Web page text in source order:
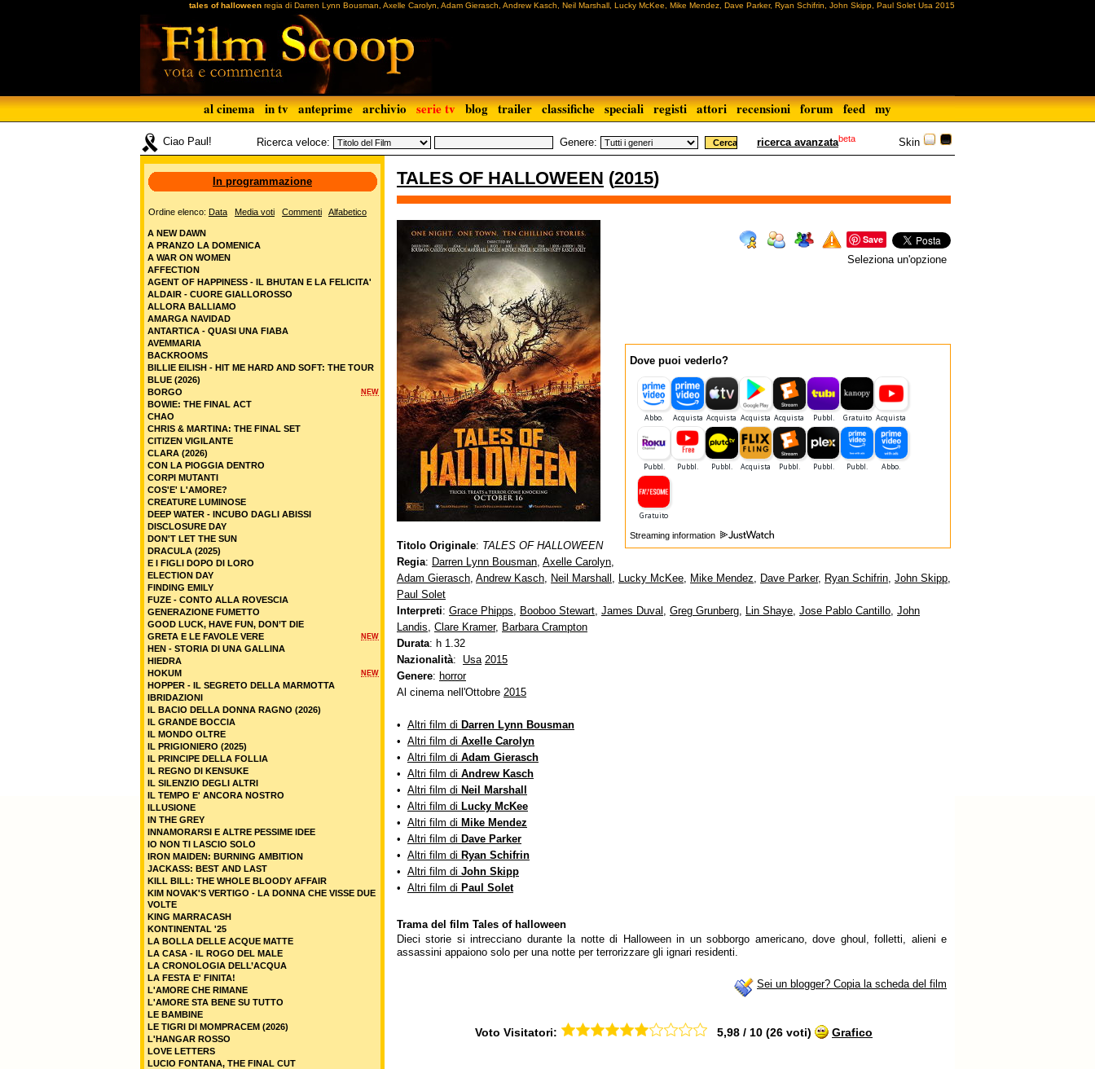
tales of halloween regia di Darren Lynn Bousman, Axelle Carolyn, Adam Gierasch, Andrew Kasch, Neil Marshall, Lucky McKee, Mike Mendez, Dave Parker, Ryan Schifrin, John Skipp, Paul Solet Usa 2015
al cinema in tv anteprime archivio serie tv blog trailer classifiche speciali registi attori recensioni forum feed my
Skin
Ciao Paul! Ricerca veloce: Genere: ricerca avanzatabeta
TALES OF HALLOWEEN (2015)
Save
Seleziona un'opzione
Dove puoi vederlo?
Streaming information
Titolo Originale: TALES OF HALLOWEEN
Regia: Darren Lynn Bousman, Axelle Carolyn,
Adam Gierasch, Andrew Kasch, Neil Marshall , Lucky McKee, Mike Mendez, Dave Parker, Ryan Schifrin, John Skipp,
Paul Solet
Interpreti: Grace Phipps, Booboo Stewart, James Duval , Greg Grunberg, Lin Shaye, Jose Pablo Cantillo, John
Landis, Clare Kramer, Barbara Crampton
Durata: h 1.32
Nazionalità: Usa 2015
Genere: horror
Al cinema nell'Ottobre 2015
• Altri film di Darren Lynn Bousman
• Altri film di Axelle Carolyn
• Altri film di Adam Gierasch
• Altri film di Andrew Kasch
• Altri film di Neil Marshall
• Altri film di Lucky McKee
• Altri film di Mike Mendez
• Altri film di Dave Parker
• Altri film di Ryan Schifrin
• Altri film di John Skipp
• Altri film di Paul Solet
Trama del film Tales of halloween
Dieci storie si intrecciano durante la notte di Halloween in un sobborgo americano, dove ghoul, folletti, alieni e
assassini appaiono solo per una notte per terrorizzare gli ignari residenti.
Sei un blogger? Copia la scheda del film
Voto Visitatori: 5,98 / 10 (26 voti) Grafico
In programmazione
Ordine elenco: Data Media voti Commenti Alfabetico
A NEW DAWN
A PRANZO LA DOMENICA
A WAR ON WOMEN
AFFECTION
AGENT OF HAPPINESS - IL BHUTAN E LA FELICITA'
ALDAIR - CUORE GIALLOROSSO
ALLORA BALLIAMO
AMARGA NAVIDAD
ANTARTICA - QUASI UNA FIABA
AVEMMARIA
BACKROOMS
BILLIE EILISH - HIT ME HARD AND SOFT: THE TOUR
BLUE (2026)
NEW
BORGO
BOWIE: THE FINAL ACT
CHAO
CHRIS & MARTINA: THE FINAL SET
CITIZEN VIGILANTE
CLARA (2026)
CON LA PIOGGIA DENTRO
CORPI MUTANTI
COS'E' L'AMORE?
CREATURE LUMINOSE
DEEP WATER - INCUBO DAGLI ABISSI
DISCLOSURE DAY
DON'T LET THE SUN
DRACULA (2025)
E I FIGLI DOPO DI LORO
ELECTION DAY
FINDING EMILY
FUZE - CONTO ALLA ROVESCIA
GENERAZIONE FUMETTO
GOOD LUCK, HAVE FUN, DON’T DIE
NEW
GRETA E LE FAVOLE VERE
HEN - STORIA DI UNA GALLINA
HIEDRA
NEW
HOKUM
HOPPER - IL SEGRETO DELLA MARMOTTA
IBRIDAZIONI
IL BACIO DELLA DONNA RAGNO (2026)
IL GRANDE BOCCIA
IL MONDO OLTRE
IL PRIGIONIERO (2025)
IL PRINCIPE DELLA FOLLIA
IL REGNO DI KENSUKE
IL SILENZIO DEGLI ALTRI
IL TEMPO E' ANCORA NOSTRO
ILLUSIONE
IN THE GREY
INNAMORARSI E ALTRE PESSIME IDEE
IO NON TI LASCIO SOLO
IRON MAIDEN: BURNING AMBITION
JACKASS: BEST AND LAST
KILL BILL: THE WHOLE BLOODY AFFAIR
KIM NOVAK'S VERTIGO - LA DONNA CHE VISSE DUE
VOLTE
KING MARRACASH
KONTINENTAL '25
LA BOLLA DELLE ACQUE MATTE
LA CASA - IL ROGO DEL MALE
LA CRONOLOGIA DELL’ACQUA
LA FESTA E' FINITA!
L'AMORE CHE RIMANE
L'AMORE STA BENE SU TUTTO
LE BAMBINE
LE TIGRI DI MOMPRACEM (2026)
L'HANGAR ROSSO
LOVE LETTERS
LUCIO FONTANA, THE FINAL CUT